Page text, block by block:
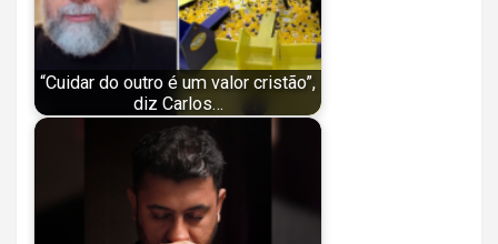
“Cuidar do outro é um valor cristão”,
diz Carlos…